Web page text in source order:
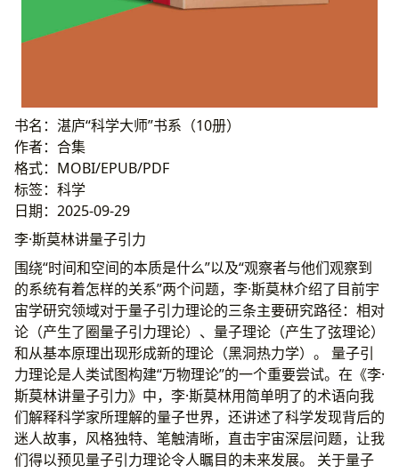
书名：湛庐“科学大师”书系（10册）
作者：合集
格式：MOBI/EPUB/PDF
标签：科学
日期：2025-09-29
李·斯莫林讲量子引力
围绕“时间和空间的本质是什么”以及“观察者与他们观察到
的系统有着怎样的关系”两个问题，李·斯莫林介绍了目前宇
宙学研究领域对于量子引力理论的三条主要研究路径：相对
论（产生了圈量子引力理论）、量子理论（产生了弦理论）
和从基本原理出现形成新的理论（黑洞热力学）。 量子引
力理论是人类试图构建“万物理论”的一个重要尝试。在《李·
斯莫林讲量子引力》中，李·斯莫林用简单明了的术语向我
们解释科学家所理解的量子世界，还讲述了科学发现背后的
迷人故事，风格独特、笔触清晰，直击宇宙深层问题，让我
们得以预见量子引力理论令人瞩目的未来发展。 关于量子